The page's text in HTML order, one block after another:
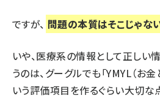
ですが、 問題の本質はそこじゃな
いや、医療系の情報として正しい
うのは、グーグルでも「YMYL（お
いう評価項目を作るぐらい大切な